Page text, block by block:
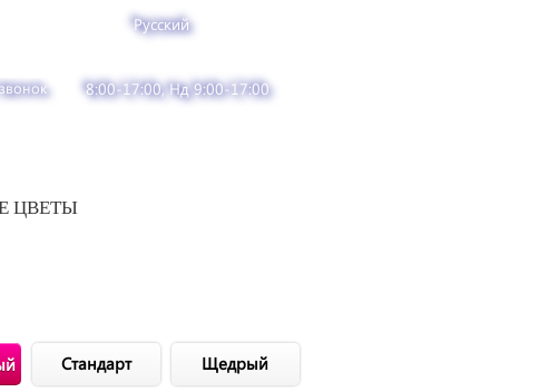
Русский
8:00-17:00, Нд 9:00-17:00
ЦВЕТЫ
Стандарт Щедрый